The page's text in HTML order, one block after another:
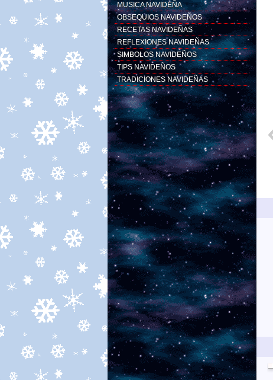
MUSICA NAVIDEÑA
OBSEQUIOS NAVIDEÑOS
RECETAS NAVIDEÑAS
REFLEXIONES NAVIDEÑAS
SIMBOLOS NAVIDEÑOS
TIPS NAVIDEÑOS
TRADICIONES NAVIDEÑAS